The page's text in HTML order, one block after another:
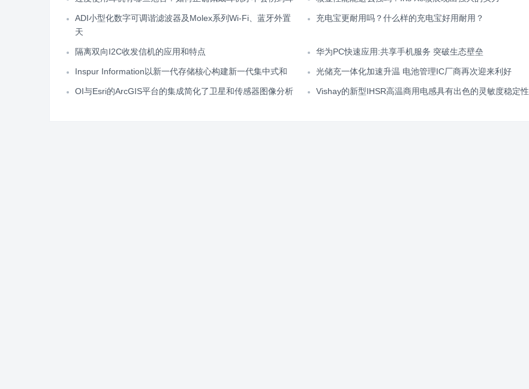
ADI小型化数字可调谐滤波器及Molex系列Wi-Fi、蓝牙外置
天
充电宝更耐用吗？什么样的充电宝好用耐用？
隔离双向I2C收发信机的应用和特点 华为PC快速应用:共享手机服务 突破生态壁垒
Inspur Information以新一代存储核心构建新一代集中式和 光储充一体化加速升温 电池管理IC厂商再次迎来利好
OI与Esri的ArcGIS平台的集成简化了卫星和传感器图像分析 Vishay的新型IHSR高温商用电感具有出色的灵敏度稳定性